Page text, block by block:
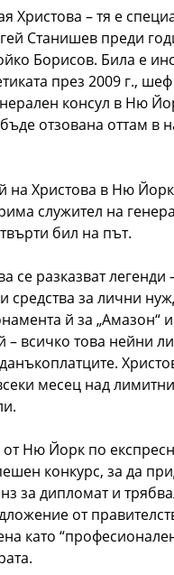
Христова – тя е
Станишев преди
Борисов. Била е
през 2009 г.,
консул в Ню
отзована оттам в
на Христова в Ню
служител на
бил на път.
се разказват
средства за лични
й за „Амазон“
– всичко това нейни
месец над
Ню Йорк по
конкурс, за да
за дипломат и
от
като